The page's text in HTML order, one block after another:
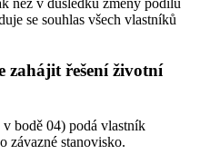
se souhlas všech vlastníků
zahájit řešení životní
bodě 04) podá vlastník
závazné stanovisko.